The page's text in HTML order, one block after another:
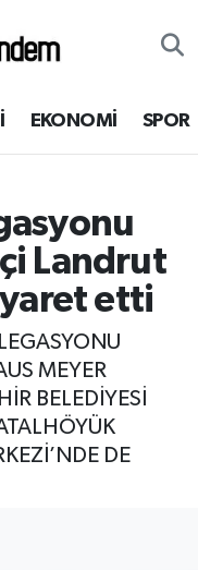
EKONOMİ SPOR
Landrut
etti
MEYER
BELEDİYESİ
DE